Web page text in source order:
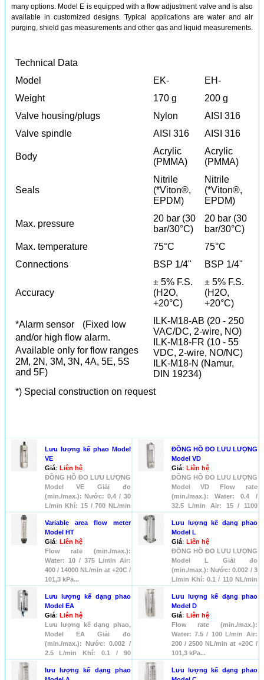
many options. Model E is equipped with a flow adjustment valve and is also
available in customized designs. Typical applications are water and air
purging, shield gas measurements and other gas and liquid measurements.
Technical Data
Model
EK-
EH-
Weight
170 g
200 g
Valve housing/plugs
Nylon
AISI 316
Valve spindle
AISI 316 AISI 316
Body
Acrylic
(PMMA)
Acrylic
(PMMA)
Seals
Nitrile
(*Viton®,
EPDM)
Nitrile
(*Viton®,
EPDM)
Max. pressure
20 bar (30
bar/30°C)
20 bar (30
bar/30°C)
Max. temperature
75°C
75°C
Connections
BSP 1/4" BSP 1/4"
Accuracy
± 5% F.S.
(H2O,
+20°C)
± 5% F.S.
(H2O,
+20°C)
*Alarm sensor (Fixed low
and/or high flow alarm.
Available only for flow ranges
2M, 2N, 3M, 3N, 4A, 5E, 5S
and 5F)
ILK-M18-AB (20 - 250
VAC/DC, 2-wire, NO)
ILK-M18-FR (10 - 55
VDC, 2-wire, NO/NC)
ILK-M18-N (Namur,
DIN 19234)
*) Special construction on request
Lưu lượng kế phao Model
VE
Giá: Liên hệ
ĐỒNG HỒ ĐO LƯU LƯỢNG
Model VE Giải đo
(min./max.): Nước: 0.4 / 30
L/min Khí: 15 / 700 NL/min
ĐỒNG HỒ ĐO LƯU LƯỢNG
Model VD
Giá: Liên hệ
ĐỒNG HỒ ĐO LƯU LƯỢNG
Model VD Flow rate
(min./max.): Water: 0.4 /
32.5 L/min Air: 15 / 1100
Variable area flow meter
Model HT
Giá: Liên hệ
Flow rate (min./max.):
Water: 10 / 375 L/min Air:
400 / 14000 NL/min at +20C /
101,3 kPa...
Lưu lượng kế dạng phao
Model L
Giá: Liên hệ
ĐỒNG HỒ ĐO LƯU LƯỢNG
Model L Giải đo
(min./max.): Nước: 0.002 / 3
L/min Khí: 0.1 / 110 NL/min
Lưu lượng kế dạng phao
Model EA
Giá: Liên hệ
Lưu lượng kế dạng phao,
Model EA Giải đo
(min./max.): Nước: 0.002 /
2.5 L/min Khí: 0.1 / 90
Lưu lượng kế dạng phao
Model D
Giá: Liên hệ
Flow rate (min./max.):
Water: 7.5 / 100 L/min Air:
200 / 2500 NL/min at +20C /
101,3 kPa...
lưu lượng kế dạng phao
Lưu lượng kế dạng phao